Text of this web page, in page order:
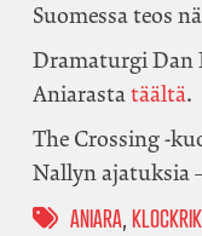
Suomessa teos
Dramaturgi Dan
Aniarastatäältä.
The Crossing -
Nallyn ajatuksia
ANIARA,